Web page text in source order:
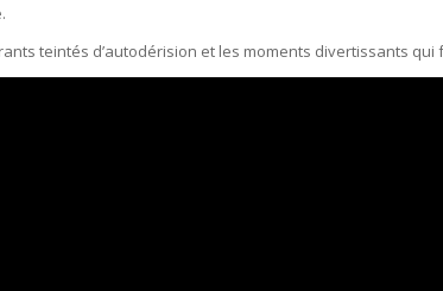
teintés d’autodérision et les moments divertissants